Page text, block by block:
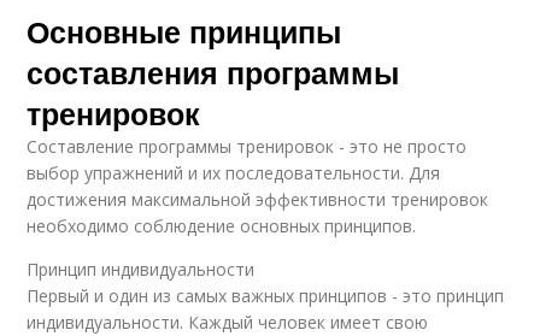
Основные принципы
составления программы
тренировок
Составление программы тренировок - это не просто
выбор упражнений и их последовательности. Для
достижения максимальной эффективности тренировок
необходимо соблюдение основных принципов.
Принцип индивидуальности
Первый и один из самых важных принципов - это принцип
индивидуальности. Каждый человек имеет свою